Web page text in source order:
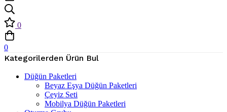
0
0
Kategorilerden Ürün Bul
Düğün Paketleri
Beyaz Eşya Düğün Paketleri
Çeyiz Seti
Mobilya Düğün Paketleri